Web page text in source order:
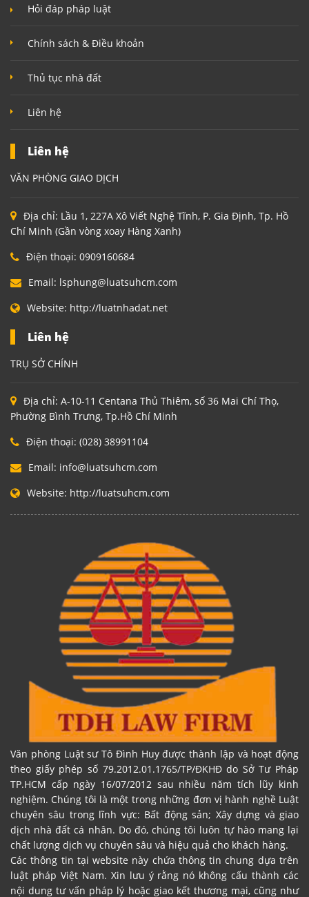
Hỏi đáp pháp luật
Chính sách & Điều khoản
Thủ tục nhà đất
Liên hệ
Liên hệ
VĂN PHÒNG GIAO DỊCH
Địa chỉ: Lầu 1, 227A Xô Viết Nghệ Tĩnh, P. Gia Định, Tp. Hồ
Chí Minh (Gần vòng xoay Hàng Xanh)
Điện thoại: 0909160684
Email: lsphung@luatsuhcm.com
Website: http://luatnhadat.net
Liên hệ
TRỤ SỞ CHÍNH
Địa chỉ: A-10-11 Centana Thủ Thiêm, số 36 Mai Chí Thọ,
Phường Bình Trưng, Tp.Hồ Chí Minh
Điện thoại: (028) 38991104
Email: info@luatsuhcm.com
Website: http://luatsuhcm.com
Văn phòng Luật sư Tô Đình Huy được thành lập và hoạt động
theo giấy phép số 79.2012.01.1765/TP/ĐKHĐ do Sở Tư Pháp
TP.HCM cấp ngày 16/07/2012 sau nhiều năm tích lũy kinh
nghiệm. Chúng tôi là một trong những đơn vị hành nghề Luật
chuyên sâu trong lĩnh vực: Bất động sản; Xây dựng và giao
dịch nhà đất cá nhân. Do đó, chúng tôi luôn tự hào mang lại
chất lượng dịch vụ chuyên sâu và hiệu quả cho khách hàng.
Các thông tin tại website này chứa thông tin chung dựa trên
luật pháp Việt Nam. Xin lưu ý rằng nó không cấu thành các
nội dung tư vấn pháp lý hoặc giao kết thương mại, cũng như